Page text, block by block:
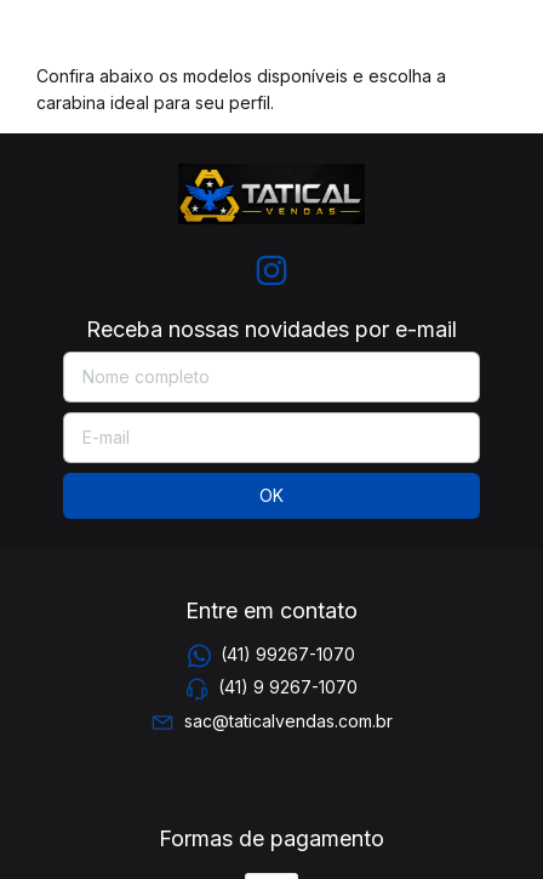
Confira abaixo os modelos disponíveis e escolha a
carabina ideal para seu perfil.
Receba nossas novidades por e-mail
Entre em contato
(41) 99267-1070
(41) 9 9267-1070
sac@taticalvendas.com.br
Formas de pagamento